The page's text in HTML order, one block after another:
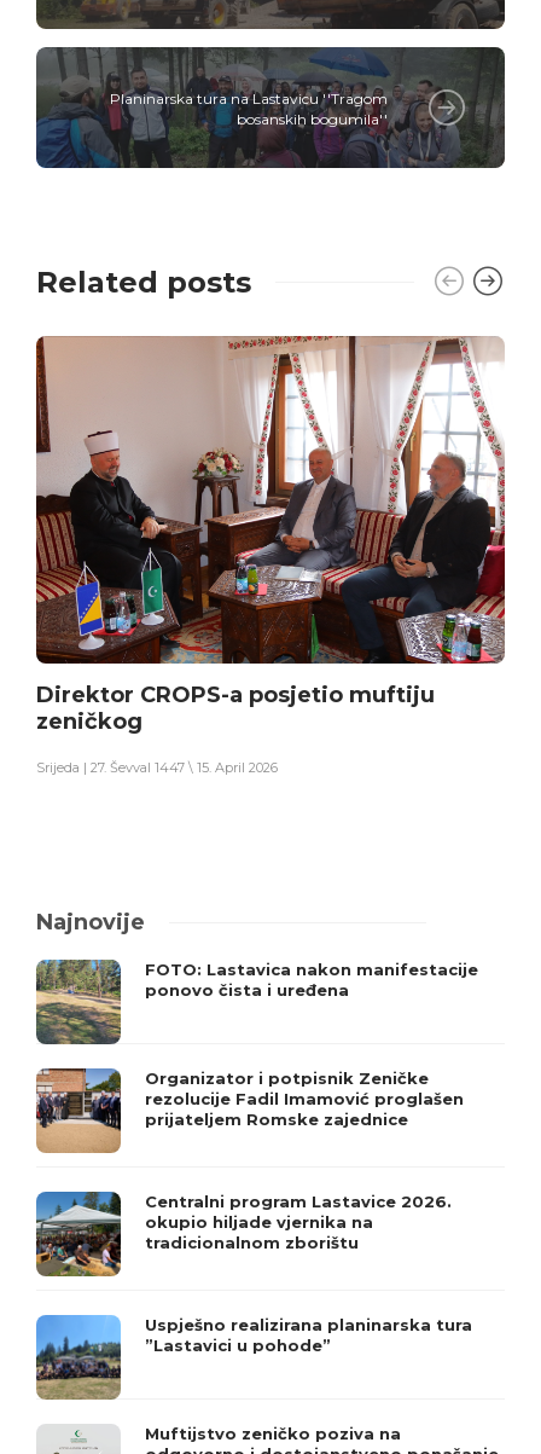
Planinarska tura na Lastavicu ''Tragom
bosanskih bogumila''
Related posts
Direktor CROPS-a posjetio muftiju
zeničkog
Srijeda | 27. Ševval 1447 \ 15. April 2026
Najnovije
FOTO: Lastavica nakon manifestacije
ponovo čista i uređena
Organizator i potpisnik Zeničke
rezolucije Fadil Imamović proglašen
prijateljem Romske zajednice
Centralni program Lastavice 2026.
okupio hiljade vjernika na
tradicionalnom zborištu
Uspješno realizirana planinarska tura
”Lastavici u pohode”
Muftijstvo zeničko poziva na